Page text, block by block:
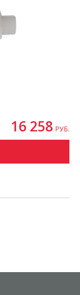
16 258 РУБ.